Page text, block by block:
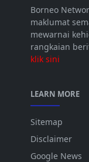
Borneo
maklumat
mewarnai
rangkaian
klik sini
LEARN MORE
Sitemap
Disclaimer
Google News